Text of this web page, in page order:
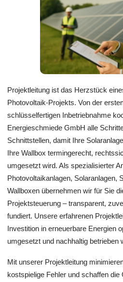
Projektleitung ist das Herzstück
Photovoltaik-Projekts. Von der
schlüsselfertigen Inbetriebnahme
Energieschmiede GmbH alle
Schnittstellen, damit Ihre
Ihre Wallbox termingerecht,
umgesetzt wird. Als spezialisierter
Photovoltaikanlagen, Solaranlagen,
Wallboxen übernehmen wir für Sie
Projektsteuerung – transparent,
fundiert. Unsere erfahrenen
Investition in erneuerbare Energien
umgesetzt und nachhaltig betrieben
Mit unserer Projektleitung
kostspielige Fehler und schaffen die